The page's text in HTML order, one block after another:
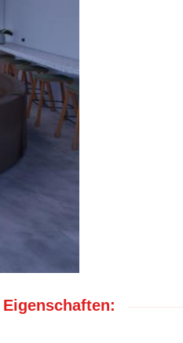
Eigenschaften: